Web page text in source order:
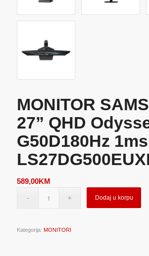
MONITOR
27” QHD
G50D180Hz 1ms
589,00KM
Dodaj u korpu
Kategorija: MONITORI